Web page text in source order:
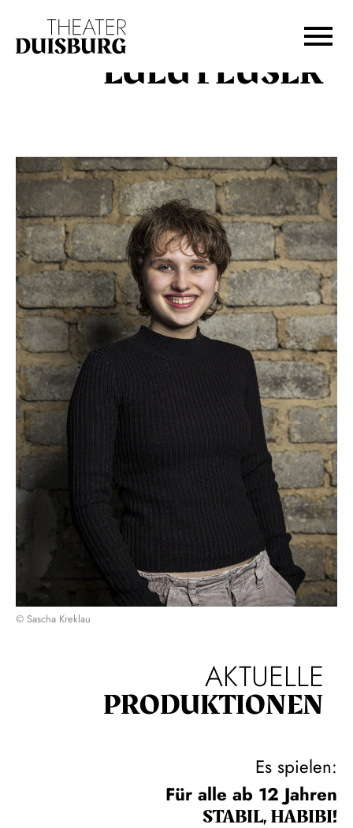
Zur Hauptnavigation springen
Zum Footer springenLULU FEUSER
© Sascha Kreklau
AKTUELLE
PRODUKTIONEN
Es spielen:
Für alle ab 12 Jahren
STABIL, HABIBI!